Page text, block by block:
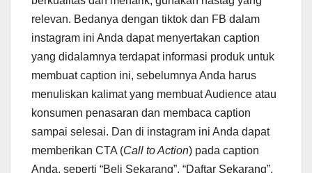
relevan. Bedanya dengan tiktok dan FB dalam
instagram ini Anda dapat menyertakan caption
yang didalamnya terdapat informasi produk untuk
membuat caption ini, sebelumnya Anda harus
menuliskan kalimat yang membuat Audience atau
konsumen penasaran dan membaca caption
sampai selesai. Dan di instagram ini Anda dapat
memberikan CTA (Call to Action) pada caption
Anda, seperti “Beli Sekarang”, “Daftar Sekarang”,